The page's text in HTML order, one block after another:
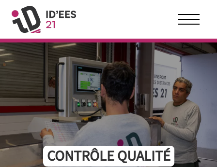
Panneau de gestion des cookies
CONTRÔLE QUALITÉ